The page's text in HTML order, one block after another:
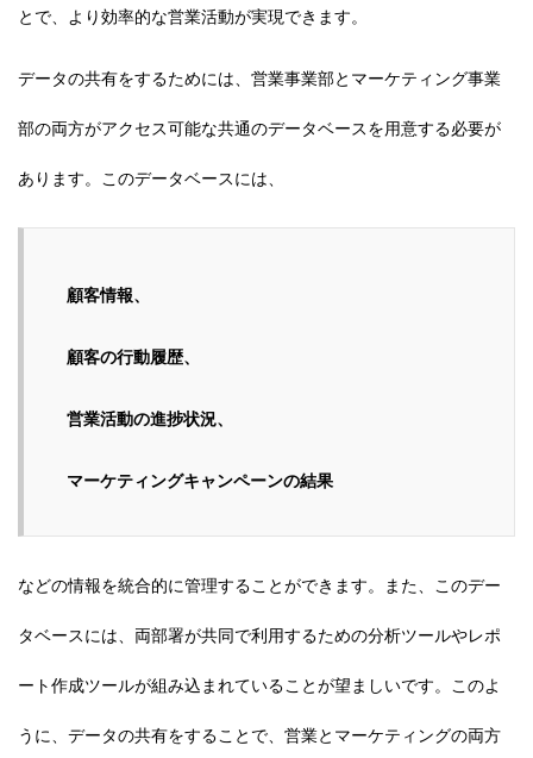
とで、より効率的な営業活動が実現できます。
データの共有をするためには、営業事業部とマーケティング事業
部の両方がアクセス可能な共通のデータベースを用意する必要が
あります。このデータベースには、
顧客情報、
顧客の行動履歴、
営業活動の進捗状況、
マーケティングキャンペーンの結果
などの情報を統合的に管理することができます。また、このデー
タベースには、両部署が共同で利用するための分析ツールやレポ
ート作成ツールが組み込まれていることが望ましいです。このよ
うに、 データの共有をすることで、営業とマーケティングの両方